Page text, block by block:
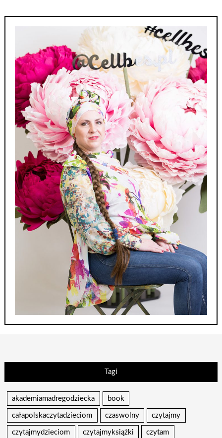
Tagi
akademiamadregodziecka book
całapolskaczytadzieciom czaswolny czytajmy
czytajmydzieciom czytajmyksiążki czytam